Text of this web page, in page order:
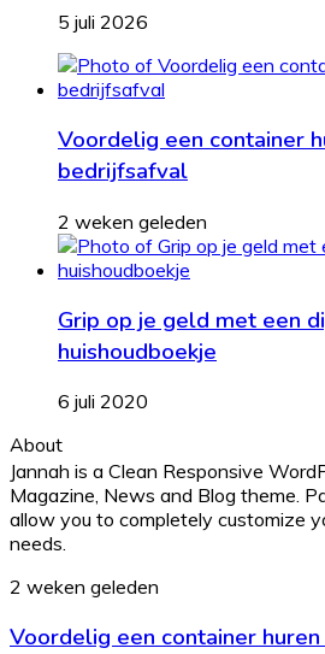
5 juli 2026
Voordelig een container
bedrijfsafval
2 weken geleden
Grip op je geld met een
huishoudboekje
6 juli 2020
About
Jannah is a Clean Responsive
Magazine, News and Blog theme.
allow you to completely customize
needs.
Voordelig
container
2 weken geleden
Voordelig een container